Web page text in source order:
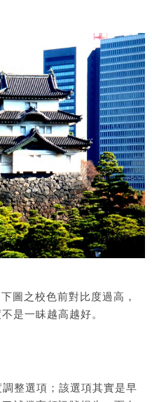
圖之校色前對比度過高，
是一眛越高越好。
整選項；該選項其實是早